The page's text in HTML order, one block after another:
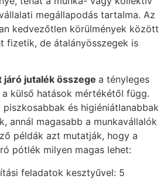
megállapodás tartalma. Az
kedvezőtlen körülmények között
fizetik, de átalányösszegek is
jutalék összege a tényleges
külső hatások mértékétől függ.
piszkosabbak és higiéniátlanabbak
annál magasabb a munkavállalók
példák azt mutatják, hogy a
pótlék milyen magas lehet:
feladatok kesztyűvel: 5